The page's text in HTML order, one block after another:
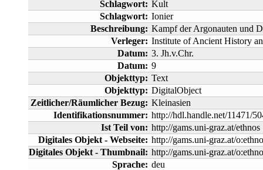
Schlagwort: Kult
Schlagwort: Ionier
Beschreibung: Kampf der Argonauten und
Verleger: Institute of Ancient History
Datum: 3. Jh.v.Chr.
Datum: 9
Objekttyp: Text
Objekttyp: DigitalObject
Zeitlicher/Räumlicher Bezug: Kleinasien
Identifikationsnummer: http://hdl.handle.net/11471/
Ist Teil von: http://gams.uni-graz.at/ethnos
Digitales Objekt - Webseite: http://gams.uni-graz.at/
Digitales Objekt - Thumbnail: http://gams.uni-graz.at/
Sprache: deu